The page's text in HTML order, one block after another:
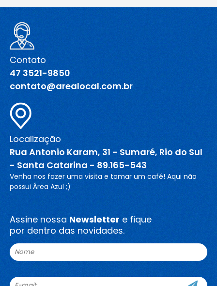
Contato
47 3521-9850
contato@arealocal.com.br
Localização
Rua Antonio Karam, 31 - Sumaré, Rio do Sul
- Santa Catarina - 89.165-543
Venha nos fazer uma visita e tomar um café! Aqui não
possui Área Azul ;)
Assine nossa Newsletter e fique
por dentro das novidades.